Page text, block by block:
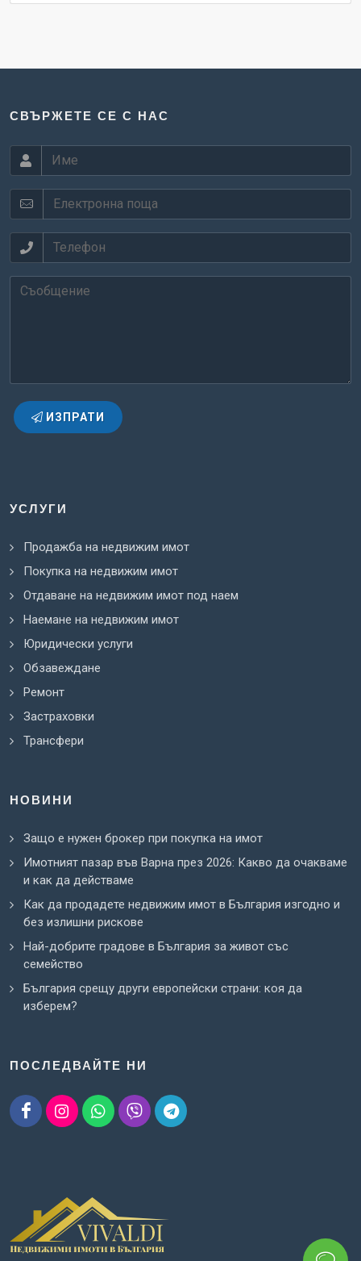
ПОСЛЕДВАЙТЕ НИ
УСЛУГИ
Продажба на недвижим имот
Покупка на недвижим имот
Отдаване на недвижим имот под наем
Наемане на недвижим имот
Юридически услуги
Обзавеждане
Ремонт
Застраховки
Трансфери
НОВИНИ
Защо е нужен брокер при покупка на имот
Имотният пазар във Варна през 2026: Какво да очакваме
и как да действаме
Как да продадете недвижим имот в България изгодно и
без излишни рискове
Най-добрите градове в България за живот със
семейство
България срещу други европейски страни: коя да
изберем?
СВЪРЖЕТЕ СЕ С НАС
ИЗПРАТИ